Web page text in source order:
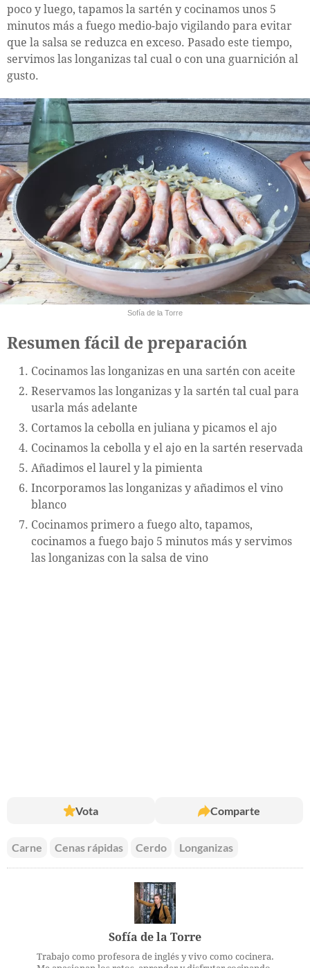
poco y luego, tapamos la sartén y cocinamos unos 5
minutos más a fuego medio-bajo vigilando para evitar
que la salsa se reduzca en exceso. Pasado este tiempo,
servimos las longanizas tal cual o con una guarnición al
gusto.
Sofía de la Torre
Resumen fácil de preparación
Cocinamos las longanizas en una sartén con aceite
Reservamos las longanizas y la sartén tal cual para
usarla más adelante
Cortamos la cebolla en juliana y picamos el ajo
Cocinamos la cebolla y el ajo en la sartén reservada
Añadimos el laurel y la pimienta
Incorporamos las longanizas y añadimos el vino
blanco
Cocinamos primero a fuego alto, tapamos,
cocinamos a fuego bajo 5 minutos más y servimos
las longanizas con la salsa de vino
Vota Comparte
Carne Cenas rápidas Cerdo Longanizas
Sofía de la Torre
Trabajo como profesora de inglés y vivo como cocinera.